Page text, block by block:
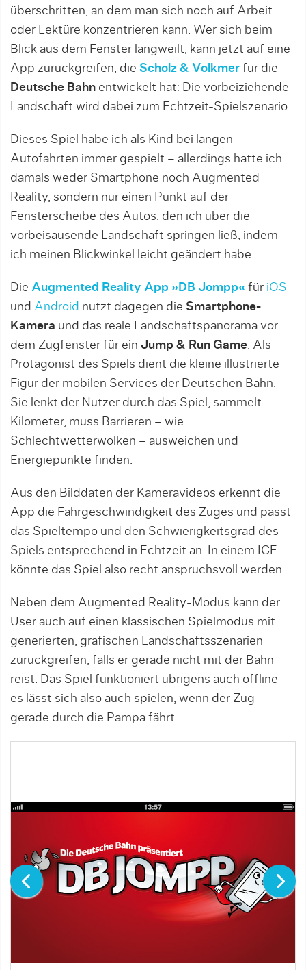
überschritten, an dem man sich noch auf Arbeit
oder Lektüre konzentrieren kann. Wer sich beim
Blick aus dem Fenster langweilt, kann jetzt auf eine
App zurückgreifen, die Scholz & Volkmer für die
Deutsche Bahn entwickelt hat: Die vorbeiziehende
Landschaft wird dabei zum Echtzeit-Spielszenario.
Dieses Spiel habe ich als Kind bei langen
Autofahrten immer gespielt – allerdings hatte ich
damals weder Smartphone noch Augmented
Reality, sondern nur einen Punkt auf der
Fensterscheibe des Autos, den ich über die
vorbeisausende Landschaft springen ließ, indem
ich meinen Blickwinkel leicht geändert habe.
Die Augmented Reality App »DB Jompp« für iOS
und Android nutzt dagegen die Smartphone-
Kamera und das reale Landschaftspanorama vor
dem Zugfenster für ein Jump & Run Game . Als
Protagonist des Spiels dient die kleine illustrierte
Figur der mobilen Services der Deutschen Bahn.
Sie lenkt der Nutzer durch das Spiel, sammelt
Kilometer, muss Barrieren – wie
Schlechtwetterwolken – ausweichen und
Energiepunkte finden.
Aus den Bilddaten der Kameravideos erkennt die
App die Fahrgeschwindigkeit des Zuges und passt
das Spieltempo und den Schwierigkeitsgrad des
Spiels entsprechend in Echtzeit an. In einem ICE
könnte das Spiel also recht anspruchsvoll werden …
Neben dem Augmented Reality-Modus kann der
User auch auf einen klassischen Spielmodus mit
generierten, grafischen Landschaftsszenarien
zurückgreifen, falls er gerade nicht mit der Bahn
reist. Das Spiel funktioniert übrigens auch offline –
es lässt sich also auch spielen, wenn der Zug
gerade durch die Pampa fährt.